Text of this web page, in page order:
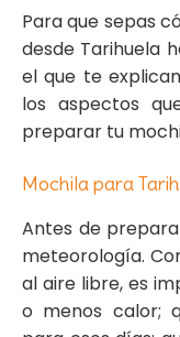
Para que sepas
desde Tarihuela
el que te
los aspectos
preparar tu
Mochila para
Antes de
meteorología.
al aire libre, es
o menos calor;